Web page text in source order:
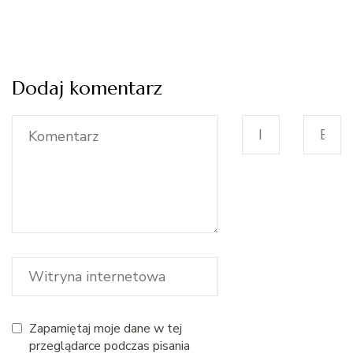
Dodaj komentarz
Zapamiętaj moje dane w tej
przeglądarce podczas pisania